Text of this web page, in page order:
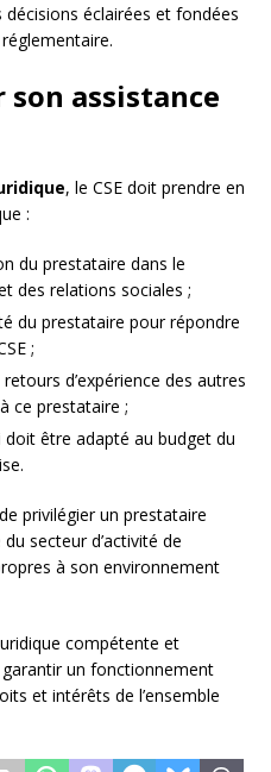
éclairées et fondées
assistance
, le CSE doit prendre en
:
du prestataire dans le
des relations sociales ;
du prestataire pour répondre
;
d’expérience des autres
ce prestataire ;
être adapté au budget du
privilégier un prestataire
secteur d’activité de
à son environnement
compétente et
garantir un fonctionnement
et intérêts de l’ensemble